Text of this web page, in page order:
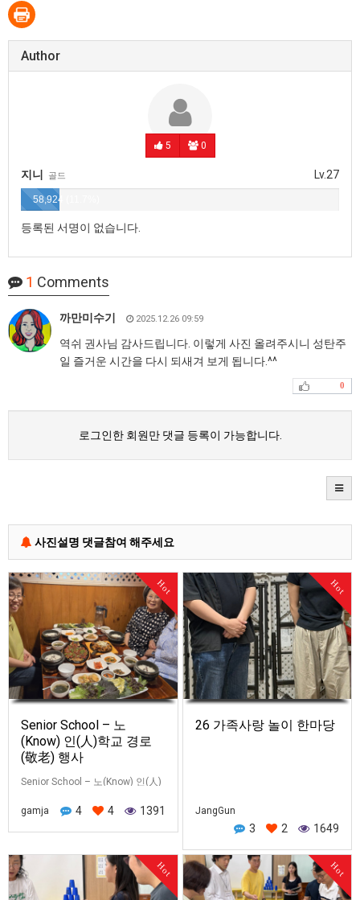
Author
5 0
Lv.27
지니 골드
58,924 (11.7%)
등록된 서명이 없습니다.
1 Comments
까만미수기 2025.12.26 09:59
역쉬 권사님 감사드립니다. 이렇게 사진 올려주시니 성탄주
일 즐거운 시간을 다시 되새겨 보게 됩니다.^^
0
로그인한 회원만 댓글 등록이 가능합니다.
사진설명 댓글참여 해주세요
Hot
Senior School – 노
(Know) 인(人)학교 경로
(敬老) 행사
Senior School – 노(Know) 인(人)
05.31(주) 가정의 달, 마지막 주일,
가족사랑의 날 정광현 집사님이
gamja 4 4 1391
Hot
26 가족사랑 놀이 한마당
JangGun
3 2 1649
Hot Hot